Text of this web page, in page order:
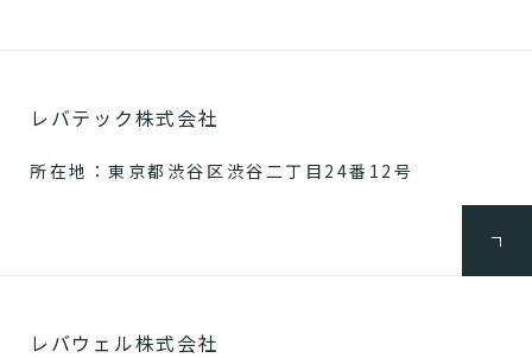
レバテック株式会社
所在地：東京都渋谷区渋谷二丁目24番12号
レバウェル株式会社